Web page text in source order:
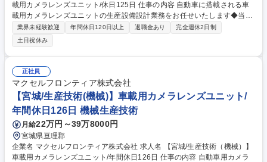
載用カメラレンズユニット/休日125日 仕事の内容 自動車に搭載される車
載用カメラレンズユニットの生産設備設計業務をお任せいたします◆当社
の製品は自動車の安全・安心(交通事故ゼロ)な社会の実現に欠かせない、
将来性のあるやりがいの大きい仕事になります。 【具体的には】エアシリ
ンダー・ステッピングモータ等のアクチュエータを使った卓上自動機の電
気制御設計／PLCラダープログラムの構築／電気配線(シーケンス制御)／
車載製品の量産における工程設計及び立上支援／工程分析・統計処理／生
産設備・工程の技術検証 【海外出張】年1～2回程度の頻度、期間として1
週間～3ヶ月程度となります 【海外赴任】将来的(入社2年目以降)に海外工
場への赴任の可能性があります 募集職種 横浜【生産技術(電気)】車載用カ
メラレンズユニット/休日125日
業界未経験歓迎 年間休日120日以上 退職金あり
完全週休2日制
土日祝休み
正社員
マクセルフロンティア株式会社
【宮城/生産技術(機械)】車載用カメラレンズユニット/
年間休日126日 機械生産技術
月給22万円～39万8000円
宮城県亘理郡
企業名 マクセルフロンティア株式会社 求人名 【宮城/生産技術（機械）】
車載用カメラレンズユニット/年間休日126日 仕事の内容 自動車用カメラ